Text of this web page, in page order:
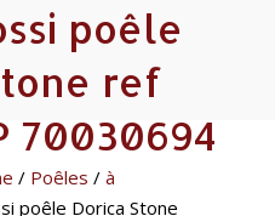
poêle
ref
70030694
/ Poêles / à
poêle Dorica Stone